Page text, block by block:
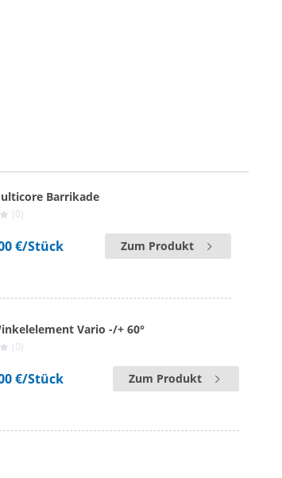
| silber
Barrikade
(0)
€/Stück Zum Produkt
Vario -/+ 60°
(0)
€/Stück Zum Produkt